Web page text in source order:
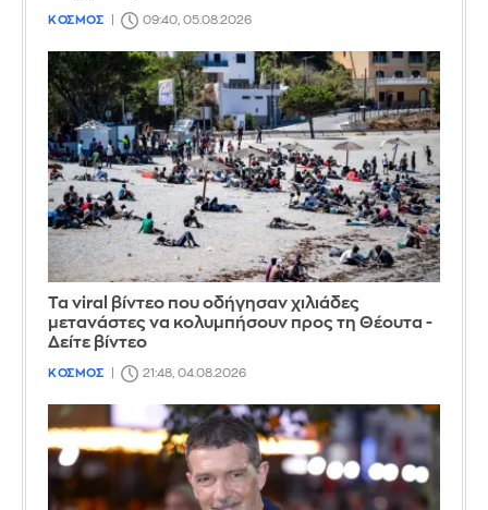
ΚΟΣΜΟΣ 09:40, 05.08.2026
Τα viral βίντεο που οδήγησαν χιλιάδες
μετανάστες να κολυμπήσουν προς τη Θέουτα -
Δείτε βίντεο
ΚΟΣΜΟΣ 21:48, 04.08.2026